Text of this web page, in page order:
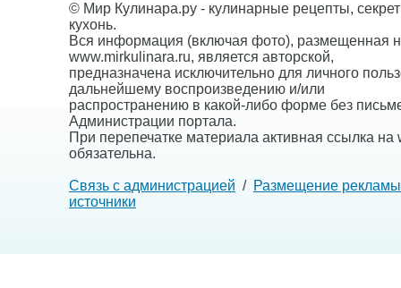
© Мир Кулинара.ру - кулинарные рецепты,
кухонь.
Вся информация (включая фото), размещенная
www.mirkulinara.ru, является авторской,
предназначена исключительно для личного
дальнейшему воспроизведению и/или
распространению в какой-либо форме без
Администрации портала.
При перепечатке материала активная ссылка на
обязательна.
Связь с администрацией / Размещение рекламы
источники